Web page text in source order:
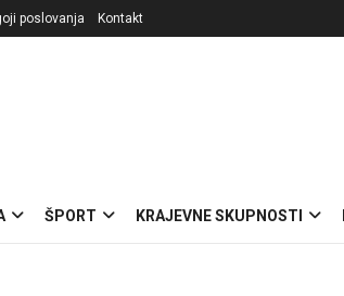
poslovanja Kontakt
ŠPORT KRAJEVNE SKUPNOSTI